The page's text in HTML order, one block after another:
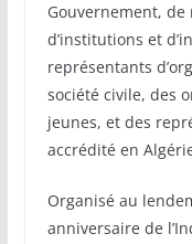
Gouvernement,
d’institutions et
représentants
société civile, des
jeunes, et des
accrédité en
Organisé au
anniversaire de